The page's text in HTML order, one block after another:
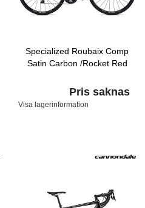
Specialized Roubaix Comp
Satin Carbon /Rocket Red
Pris saknas
Visa lagerinformation